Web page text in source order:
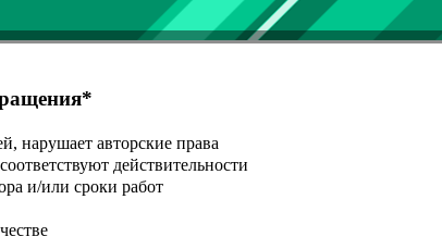
нарушает авторские права
действительности
и/или сроки работ